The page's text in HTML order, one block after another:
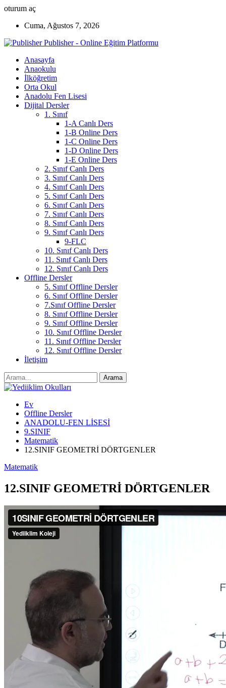
oturum aç
Cuma, Ağustos 7, 2026
Publisher - Online Eğitim Platformu
Anasayfa
Anaokulu
İlköğretim
Orta Okul
Anadolu Fen Lisesi
Dijital Dersler
1. Sınıf
1-A Canlı Ders
1-B Online Ders
1-C Online Ders
1-D Online Ders
1-E Online Ders
2. Sınıf Canlı Ders
3. Sınıf Canlı Ders
4. Sınıf Canlı Ders
5. Sınıf Canlı Ders
6. Sınıf Canlı Ders
7. Sınıf Canlı Ders
8. Sınıf Canlı Ders
9. Sınıf Canlı Ders
9-FLC
10. Sınıf Canlı Ders
11. Sınıf Canlı Ders
12. Sınıf Canlı Ders
Offline Dersler
5. Sınıf Offline Dersler
6. Sınıf Offline Dersler
7.Sınıf Offline Dersler
8. Sınıf Offline Dersler
9. Sınıf Offline Dersler
10. Sınıf Offline Dersler
11. Sınıf Offline Dersler
12. Sınıf Offline Dersler
İletişim
Ev
Offline Dersler
ANADOLU-FEN LİSESİ
9.SINIF
Matematik
12.SINIF GEOMETRİ DÖRTGENLER
Matematik
12.SINIF GEOMETRİ DÖRTGENLER